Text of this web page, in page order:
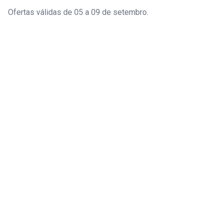
Ofertas válidas de 05 a 09 de setembro.